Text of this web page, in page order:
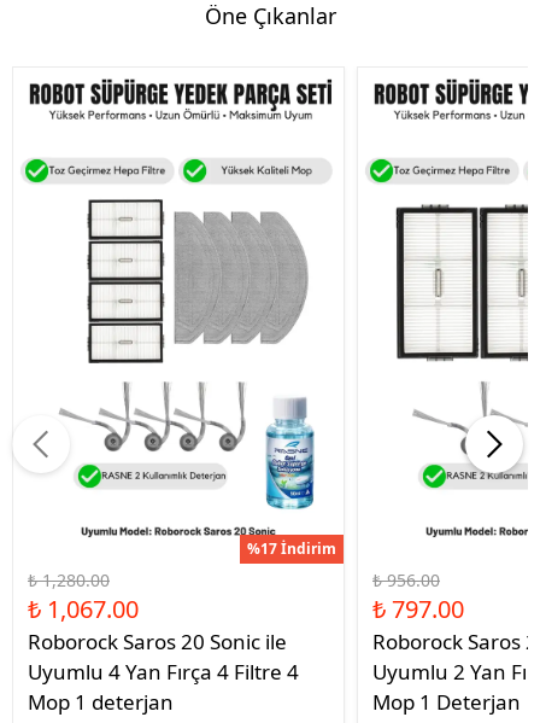
Öne Çıkanlar
%17 İndirim
₺ 1,280.00
₺ 1,067.00
Roborock Saros 20 Sonic ile
Uyumlu 4 Yan Fırça 4 Filtre 4
Mop 1 deterjan
₺ 956.00
₺ 797.00
Roborock Saros
Uyumlu 2 Yan
Mop 1 Deterjan